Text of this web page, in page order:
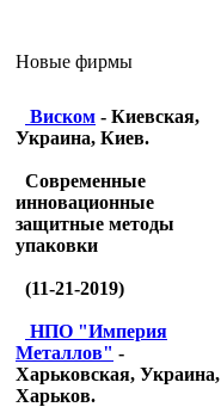
Новые фирмы
Виском - Киевская,
Украина, Киев.
Современные
инновационные
защитные методы
упаковки
(11-21-2019)
НПО "Империя
Металлов" -
Харьковская, Украина,
Харьков.